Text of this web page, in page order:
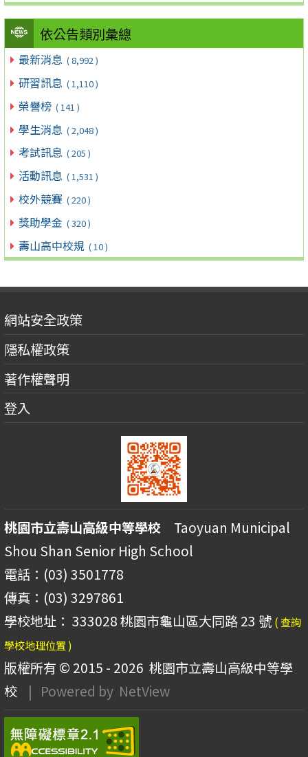
依公告類別彙總
最新消息 ( 8,992 )
研習訊息 ( 1,110 )
榮譽榜 ( 141 )
學生消息 ( 2,048 )
考試訊息 ( 205 )
活動訊息 ( 1,531 )
校外競賽 ( 220 )
獎助學金 ( 320 )
壽山高中校規 ( 10 )
網站安全政策
隱私權政策
著作權聲明
登入
桃園市立壽山高級中等學校 Taoyuan Municipal
Shou Shan Senior High School
電話：(03) 3501778
傳真：(03) 3297861
學校地址： 333028 桃園市龜山區大同路 23 號 ( 查詢
學校地理位置 )
版權所有 © 2015 - 2026 桃園市立壽山高級中等學
校
| Powered by NetView